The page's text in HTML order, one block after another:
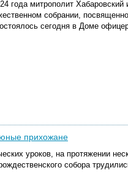
года митрополит
собрании,
сегодня в Доме
прихожане
уроков, на протяжении
собора